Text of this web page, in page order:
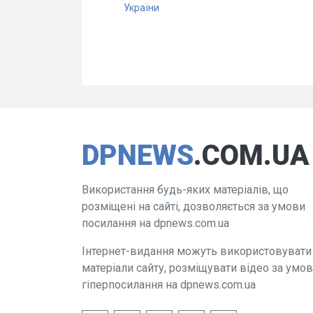
України
DPNEWS.COM.UA
Використання будь-яких матеріалів, що
розміщені на сайті, дозволяється за умови
посилання на dpnews.com.ua
Інтернет-видання можуть використовувати
матеріали сайту, розміщувати відео за
гіперпосилання на dpnews.com.ua